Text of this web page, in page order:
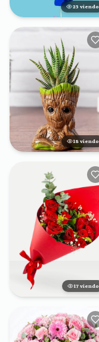
25 viendo
17 viendo
17 viendo